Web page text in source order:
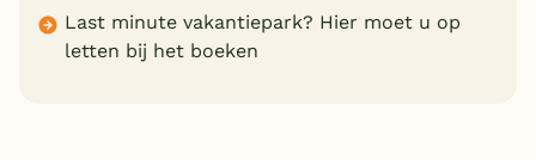
Last minute vakantiepark? Hier moet u op
letten bij het boeken